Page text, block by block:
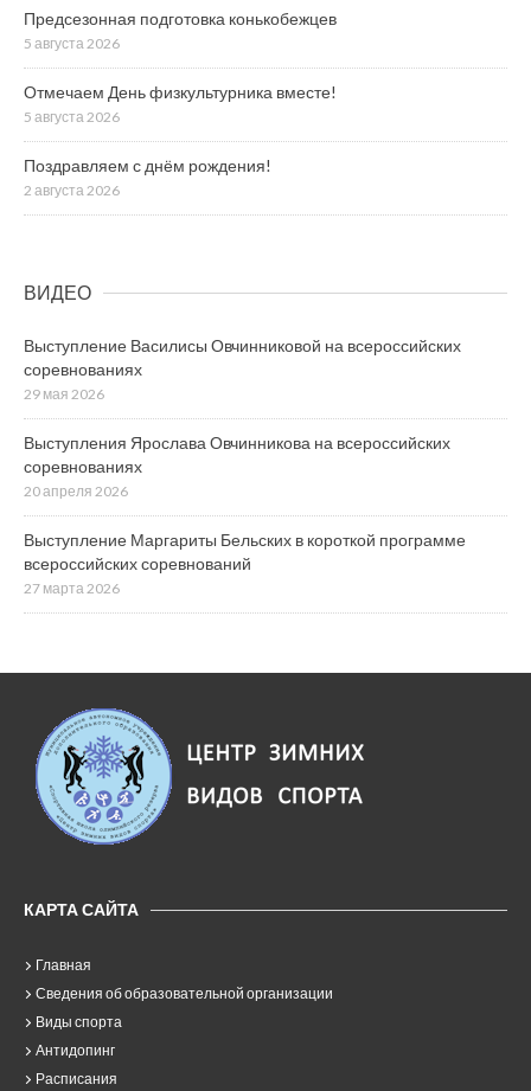
Предсезонная подготовка конькобежцев
5 августа 2026
Отмечаем День физкультурника вместе!
5 августа 2026
Поздравляем с днём рождения!
2 августа 2026
ВИДЕО
Выступление Василисы Овчинниковой на всероссийских
соревнованиях
29 мая 2026
Выступления Ярослава Овчинникова на всероссийских
соревнованиях
20 апреля 2026
Выступление Маргариты Бельских в короткой программе
всероссийских соревнований
27 марта 2026
КАРТА САЙТА
Главная
Сведения об образовательной организации
Виды спорта
Антидопинг
Расписания